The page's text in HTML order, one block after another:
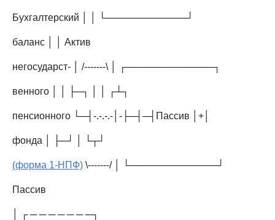
Бухгалтерский │ │ └────────────┘
баланс │ │ Актив
негосударст- │ /-------\ │ ┌─────────────┐
венного │ │ ├─┐ │ │ ┌┴┐
пенсионного └─┤-.-.-.-│-├─┤─┤Пассив │+│
фонда │ ├─┘ │ └┬┘
(форма 1-НПФ) \-------/ │ └─────────────┘
Пассив
│ ┌ ─ ─ ─ ─ ─ ─ ─┐